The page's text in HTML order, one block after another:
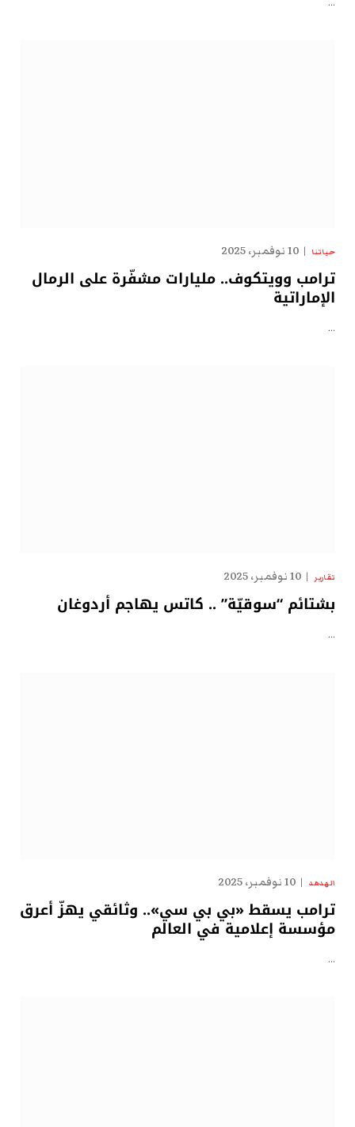
حياتنا 10 نوفمبر، 2025
ترامب وويتكوف.. مليارات مشفّرة على الرمال
الإماراتية
…
تقارير 10 نوفمبر، 2025
بشتائم “سوقيّة” .. كاتس يهاجم أردوغان
…
الهدهد 10 نوفمبر، 2025
ترامب يسقط «بي بي سي».. وثائقي يهزّ أعرق
مؤسسة إعلامية في العالم
…